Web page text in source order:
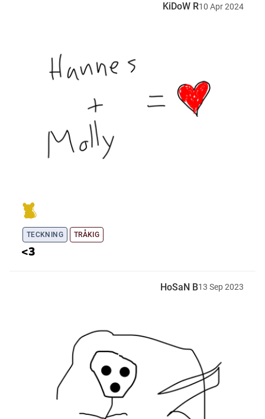
KiDoW R10 Apr2024
TECKNING TRÅKIG
<3
HoSaN B13 Sep2023